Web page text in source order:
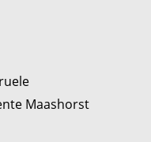
Maashorst